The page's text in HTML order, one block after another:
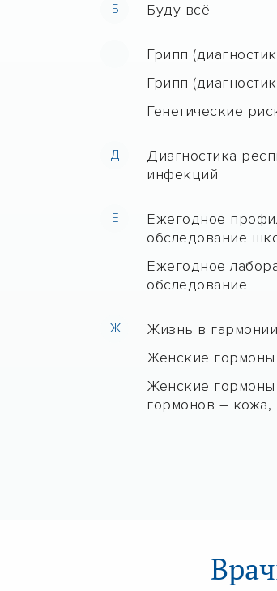
Б Буду всё
Г
Грипп
Грипп
Генетические
Д
Диагностика
инфекций
Е
Ежегодное
обследование
Ежегодное
обследование
Ж
Жизнь в
Женские гормоны
Женские гормоны
гормонов – кожа,